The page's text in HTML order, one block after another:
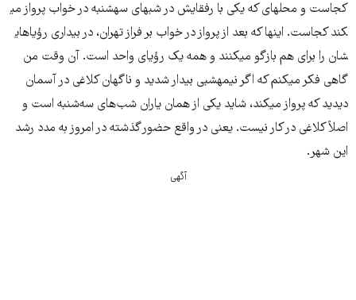
کجاست و محله​ای که یکی با رفقایش در شبهای سه​شنبه در خواب پرواز می​
کند کجاست. این​ها که بعد از پرواز در خواب بر فراز تهران، در بیداری رؤیاهای​
شان را برای هم بازگو می​کنند و همه یک رؤیای واحد است. آن وقت من
گاهی فکر می​کنم که اگر نیمه​شبی بیدار شدید و ناگهان کلاغی در آسمان
دیدید که پرواز می​کند، شاید یکی از همان یاران شب‌های سه‌شنبه است و
اصلاً کلاغی در کار نیست. یعنی در واقع حضور گذشته در امروز به مدد رشد
این شهر.
آگهی